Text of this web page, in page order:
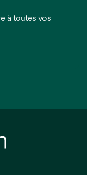
à toutes vos